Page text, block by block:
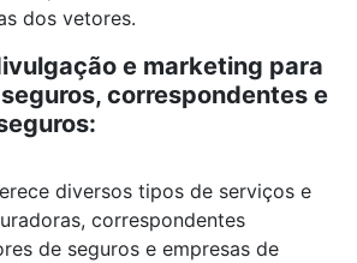
dos vetores.
e marketing para
correspondentes e
diversos tipos de serviços e
correspondentes
de seguros e empresas de